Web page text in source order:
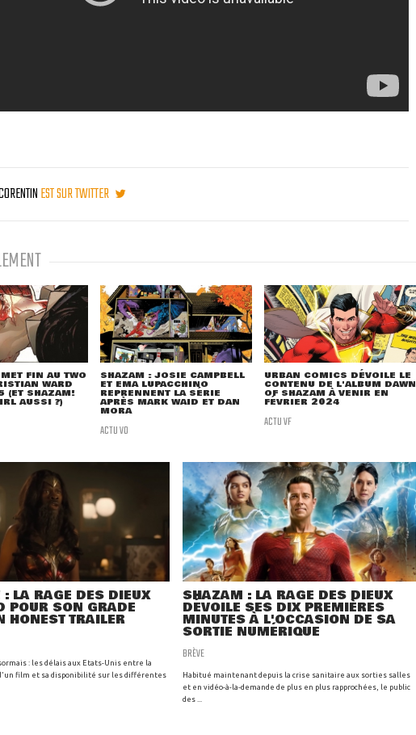
EST SUR TWITTER
FIN AU TWO
WARD
(ET SHAZAM!
AUSSI ?)
SHAZAM : JOSIE CAMPBELL
ET EMA LUPACCHINO
REPRENNENT LA SÉRIE
APRÈS MARK WAID ET DAN
MORA
ACTU VO
URBAN COMICS DÉVOILE LE
CONTENU DE L'ALBUM DAWN
OF SHAZAM À VENIR EN
FÉVRIER 2024
ACTU VF
LA RAGE DES DIEUX
POUR SON GRADE
HONEST TRAILER
: les délais aux Etats-Unis entre la
film et sa disponibilité sur les différentes
SHAZAM : LA RAGE DES DIEUX
DÉVOILE SES DIX PREMIÈRES
MINUTES À L'OCCASION DE SA
SORTIE NUMÉRIQUE
BRÈVE
Habitué maintenant depuis la crise sanitaire aux sorties salles
et en vidéo-à-la-demande de plus en plus rapprochées, le public
des ...